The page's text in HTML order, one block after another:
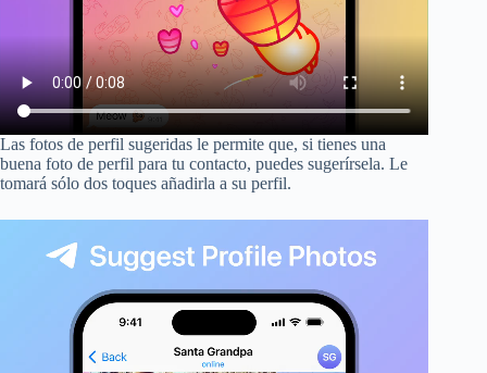
Las fotos de perfil sugeridas le permite que, si tienes una
buena foto de perfil para tu contacto, puedes sugerírsela. Le
tomará sólo dos toques añadirla a su perfil.